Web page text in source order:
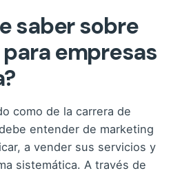
saber sobre
empresas
como de la carrera de
entender de marketing
a vender sus servicios y
sistemática. A través de